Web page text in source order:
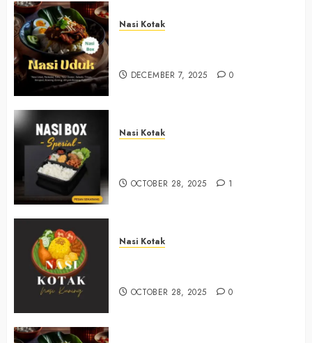
Nasi Kotak
DECEMBER 7, 2025 0
Nasi Kotak
OCTOBER 28, 2025 1
Nasi Kotak
OCTOBER 28, 2025 0